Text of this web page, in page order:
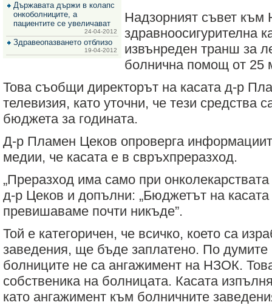
маслини
Държавата държи в колапс
онкоболниците, а
пациентите се увеличават
24-04-2012
Здравеопазването отблизо
19-04-2012
Надзорният съвет към
здравноосигурителна
извънреден транш за
болнична помощ от 25
Това съобщи директорът на касата д-р
телевизия, като уточни, че тези средства
бюджета за годината.
Д-р Пламен Цеков опроверга
медии, че касата е в свръхпреразход.
„Преразход има само при
д-р Цеков и допълни: „Бюджетът на
превишаваме почти никъде”.
Той е категоричен, че всичко, което са
заведения, ще бъде заплатено. По
болниците не са ангажимент на НЗОК.
собственика на болницата. Касата
като ангажимент към болничните